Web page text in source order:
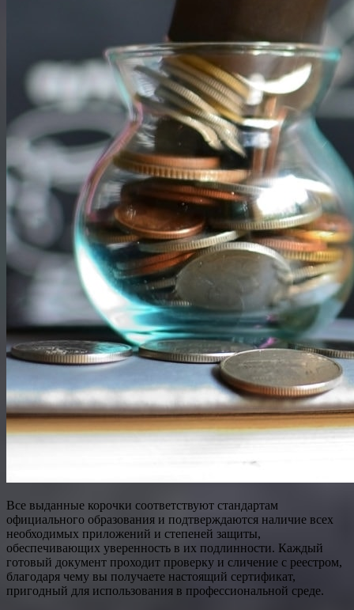
Все выданные корочки соответствуют стандартам
официального образования и подтверждаются наличие всех
необходимых приложений и степеней защиты,
обеспечивающих уверенность в их подлинности. Каждый
готовый документ проходит проверку и сличение с реестром,
благодаря чему вы получаете настоящий сертификат,
пригодный для использования в профессиональной среде.